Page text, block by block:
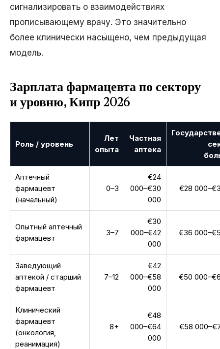
сигнализировать о взаимодействиях
прописывающему врачу. Это значительно
более клинически насыщено, чем предыдущая
модель.
Зарплата фармацевта по сектору
и уровню, Кипр 2026
Роль / уровень
Лет
опыта
Частная
аптека
Аптечный
фармацевт
(начальный)
0–3
€24
000–€30
000
€28
Опытный аптечный
фармацевт
3–7
€30
000–€42
000
€36
Заведующий
аптекой / старший
фармацевт
7–12
€42
000–€58
000
€50
Клинический
фармацевт
(онкология,
реанимация)
8+
€48
000–€64
000
€58